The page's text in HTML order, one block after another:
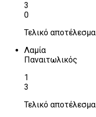
3
0
Τελικό αποτέλεσμα
Λαμία
Παναιτωλικός
1
3
Τελικό αποτέλεσμα